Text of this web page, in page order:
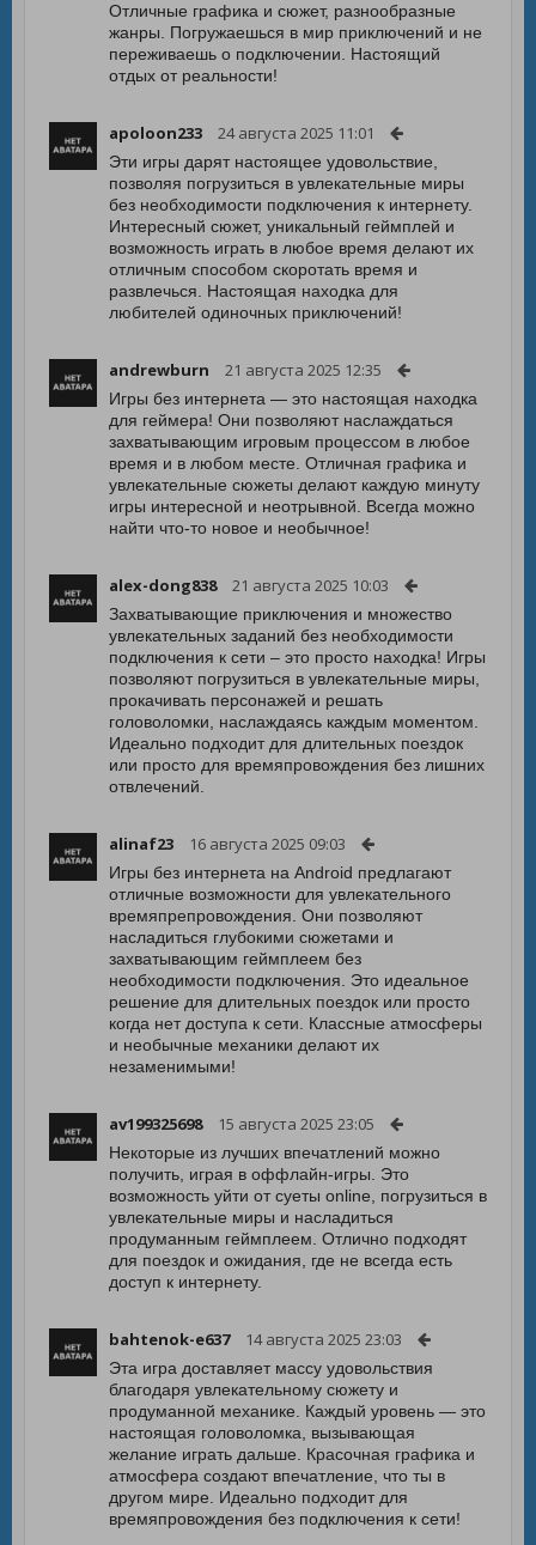
Отличные графика и сюжет, разнообразные
жанры. Погружаешься в мир приключений и не
переживаешь о подключении. Настоящий
отдых от реальности!
apoloon233 24 августа 2025 11:01
Эти игры дарят настоящее удовольствие,
позволяя погрузиться в увлекательные миры
без необходимости подключения к интернету.
Интересный сюжет, уникальный геймплей и
возможность играть в любое время делают их
отличным способом скоротать время и
развлечься. Настоящая находка для
любителей одиночных приключений!
andrewburn 21 августа 2025 12:35
Игры без интернета — это настоящая находка
для геймера! Они позволяют наслаждаться
захватывающим игровым процессом в любое
время и в любом месте. Отличная графика и
увлекательные сюжеты делают каждую минуту
игры интересной и неотрывной. Всегда можно
найти что-то новое и необычное!
alex-dong838 21 августа 2025 10:03
Захватывающие приключения и множество
увлекательных заданий без необходимости
подключения к сети – это просто находка! Игры
позволяют погрузиться в увлекательные миры,
прокачивать персонажей и решать
головоломки, наслаждаясь каждым моментом.
Идеально подходит для длительных поездок
или просто для времяпровождения без лишних
отвлечений.
alinaf23 16 августа 2025 09:03
Игры без интернета на Android предлагают
отличные возможности для увлекательного
времяпрепровождения. Они позволяют
насладиться глубокими сюжетами и
захватывающим геймплеем без
необходимости подключения. Это идеальное
решение для длительных поездок или просто
когда нет доступа к сети. Классные атмосферы
и необычные механики делают их
незаменимыми!
av199325698 15 августа 2025 23:05
Некоторые из лучших впечатлений можно
получить, играя в оффлайн-игры. Это
возможность уйти от суеты online, погрузиться в
увлекательные миры и насладиться
продуманным геймплеем. Отлично подходят
для поездок и ожидания, где не всегда есть
доступ к интернету.
bahtenok-e637 14 августа 2025 23:03
Эта игра доставляет массу удовольствия
благодаря увлекательному сюжету и
продуманной механике. Каждый уровень — это
настоящая головоломка, вызывающая
желание играть дальше. Красочная графика и
атмосфера создают впечатление, что ты в
другом мире. Идеально подходит для
времяпровождения без подключения к сети!